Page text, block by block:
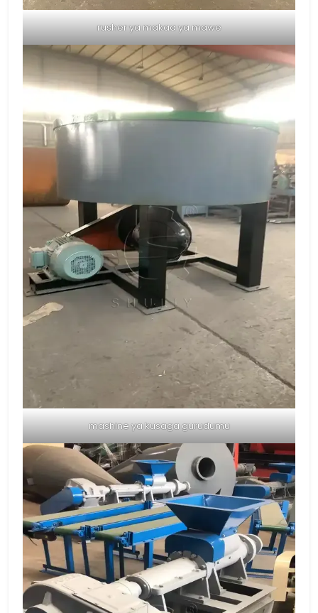
rusher ya makaa ya mawe
mashine ya kusaga gurudumu